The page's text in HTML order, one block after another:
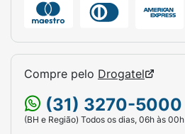
Compre pelo Drogatel
(31) 3270-5000
(BH e Região) Todos os dias, 06h às 00h